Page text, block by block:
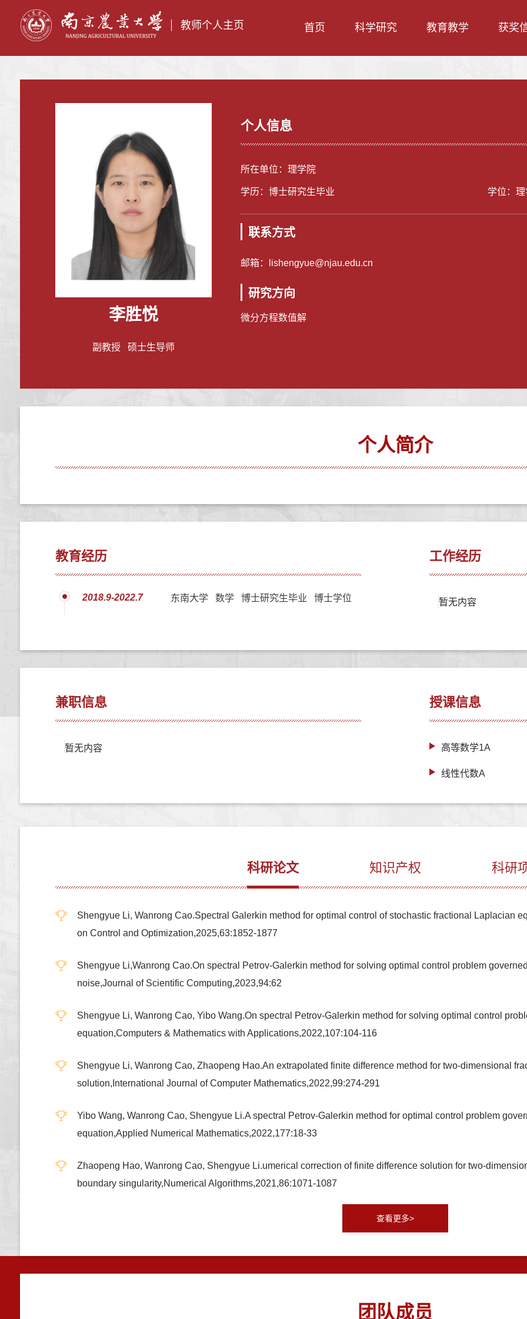
教师个人主页 首页 科学研究 教育教学 获奖
李胜悦
副教授 硕士生导师
个人信息
所在单位：理学院
学历：博士研究生毕业 学位：
联系方式
邮箱： lishengyue@njau.edu.cn
研究方向
微分方程数值解
个人简介
教育经历
2018.9-2022.7 东南大学 数学 博士研究生毕业 博士学位
工作经历
暂无内容
兼职信息
暂无内容
授课信息
高等数学1A
线性代数A
科研论文 知识产权 科研
Shengyue Li, Wanrong Cao.Spectral Galerkin method for optimal control of stochastic fractional Laplacian
on Control and Optimization,2025,63:1852-1877
Shengyue Li,Wanrong Cao.On spectral Petrov-Galerkin method for solving optimal control problem
noise,Journal of Scientific Computing,2023,94:62
Shengyue Li, Wanrong Cao, Yibo Wang.On spectral Petrov-Galerkin method for solving optimal control
equation,Computers & Mathematics with Applications,2022,107:104-116
Shengyue Li, Wanrong Cao, Zhaopeng Hao.An extrapolated finite difference method for two-dimensional
solution,International Journal of Computer Mathematics,2022,99:274-291
Yibo Wang, Wanrong Cao, Shengyue Li.A spectral Petrov-Galerkin method for optimal control problem
equation,Applied Numerical Mathematics,2022,177:18-33
Zhaopeng Hao, Wanrong Cao, Shengyue Li.umerical correction of finite difference solution for two-
boundary singularity,Numerical Algorithms,2021,86:1071-1087
查看更多>
团队成员